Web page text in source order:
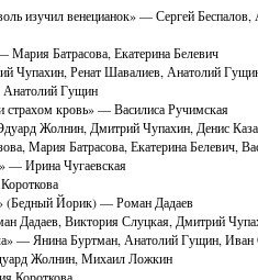
изучил венецианок» — Сергей
Батрасова, Екатерина Белевич
Чупахин, Ренат Шавалиев, Анатолий
Гущин
страхом кровь» — Василиса Ручимская
Жолнин, Дмитрий Чупахин, Денис
Мария Батрасова, Екатерина Белевич,
— Ирина Чугаевская
(Бедный Йорик) — Роман Дадаев
Дадаев, Виктория Слуцкая, Дмитрий
— Янина Буртман, Анатолий Гущин, Иван
Жолнин, Михаил Ложкин